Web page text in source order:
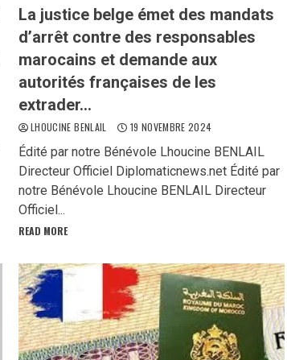
La justice belge émet des mandats
d’arrêt contre des responsables
marocains et demande aux
autorités françaises de les
extrader…
LHOUCINE BENLAIL 19 NOVEMBRE 2024
Édité par notre Bénévole Lhoucine BENLAIL
Directeur Officiel Diplomaticnews.net Édité par
notre Bénévole Lhoucine BENLAIL Directeur
Officiel...
READ MORE